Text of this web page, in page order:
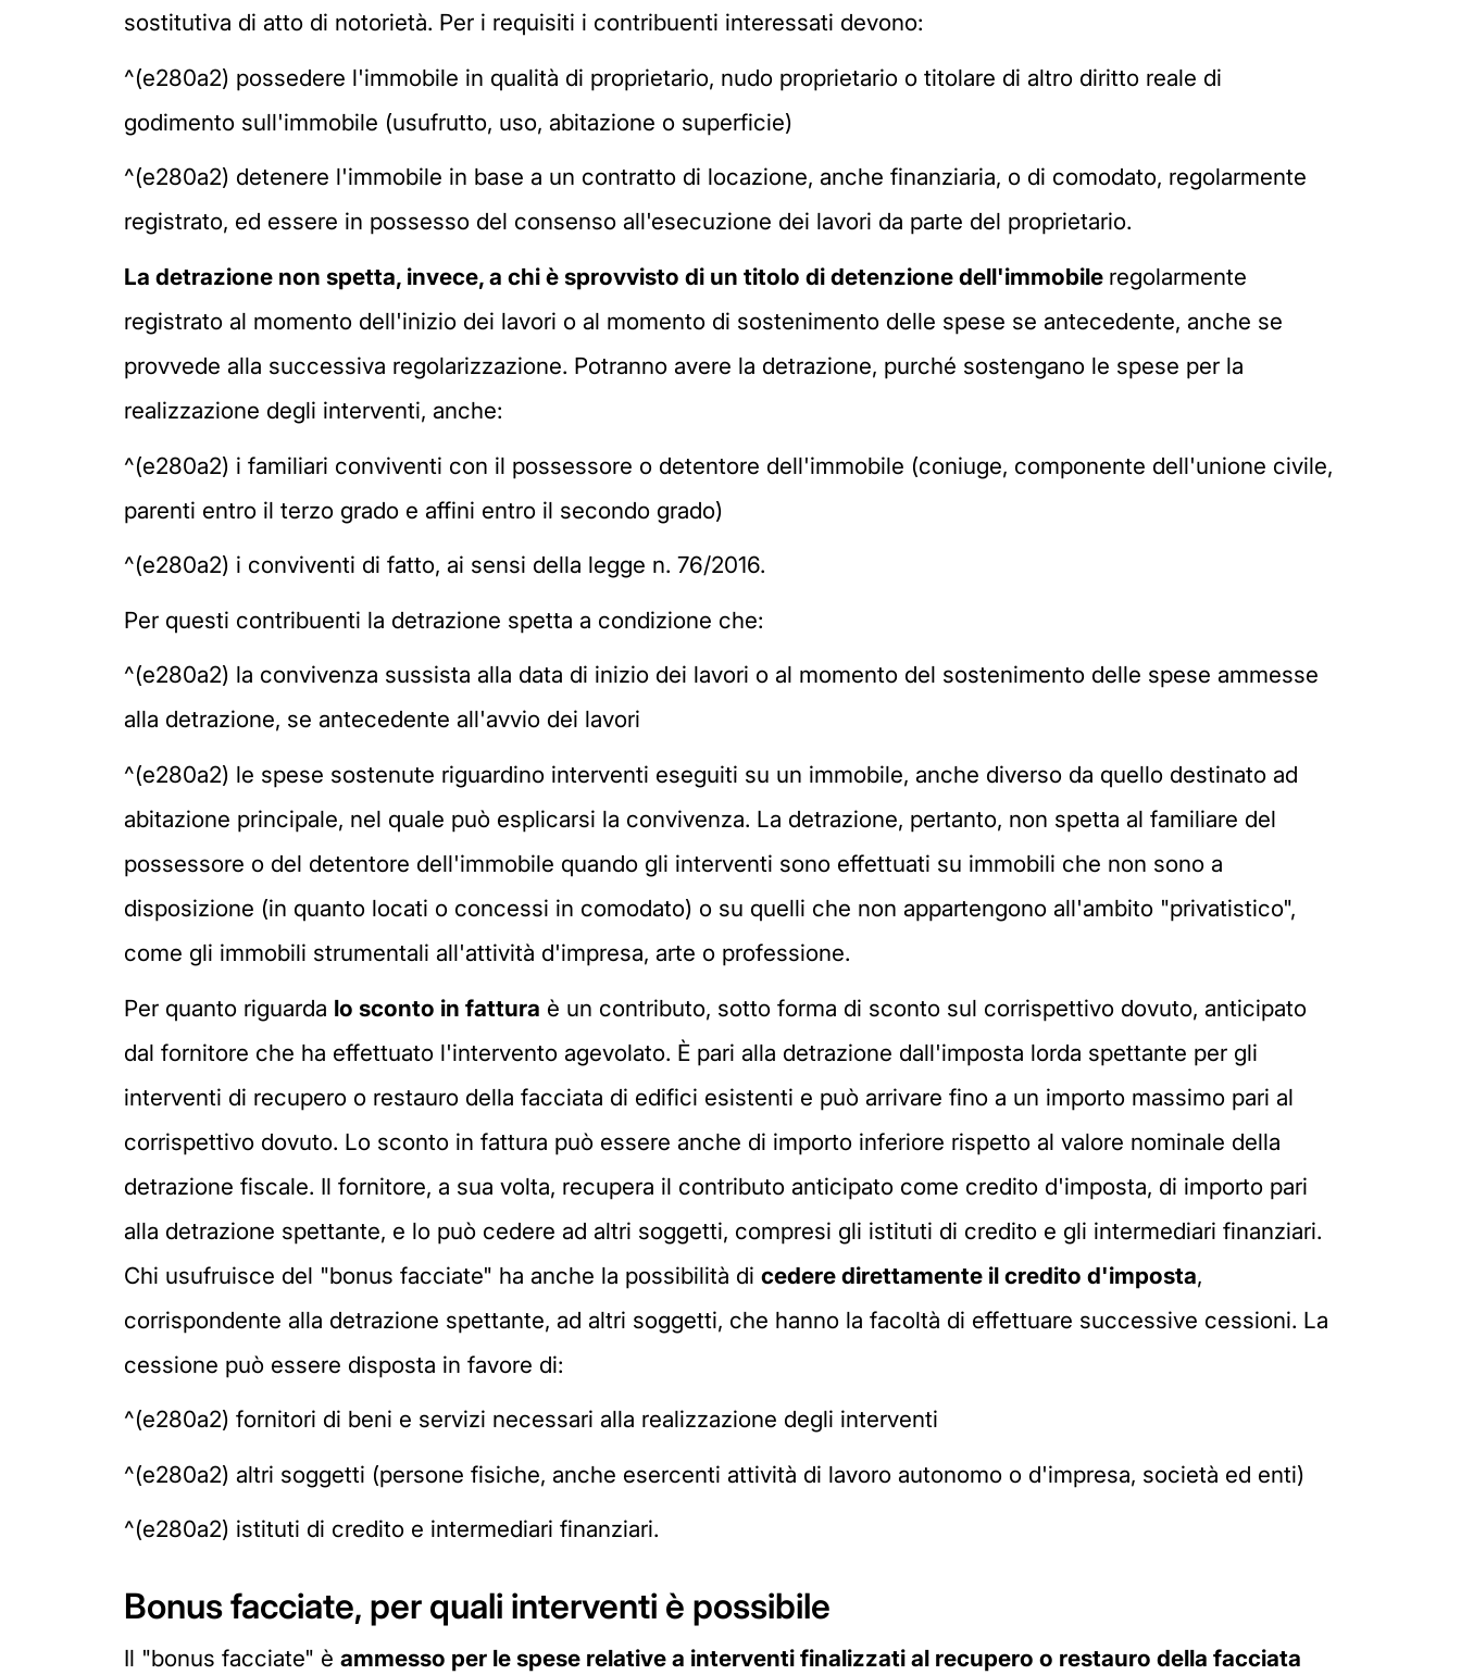
sostitutiva di atto di notorietà. Per i requisiti i contribuenti interessati devono:
^(e280a2) possedere l'immobile in qualità di proprietario, nudo proprietario o titolare di altro diritto reale di
godimento sull'immobile (usufrutto, uso, abitazione o superficie)
^(e280a2) detenere l'immobile in base a un contratto di locazione, anche finanziaria, o di comodato, regolarmente
registrato, ed essere in possesso del consenso all'esecuzione dei lavori da parte del proprietario.
La detrazione non spetta, invece, a chi è sprovvisto di un titolo di detenzione dell'immobile regolarmente
registrato al momento dell'inizio dei lavori o al momento di sostenimento delle spese se antecedente, anche se
provvede alla successiva regolarizzazione. Potranno avere la detrazione, purché sostengano le spese per la
realizzazione degli interventi, anche:
^(e280a2) i familiari conviventi con il possessore o detentore dell'immobile (coniuge, componente dell'unione civile,
parenti entro il terzo grado e affini entro il secondo grado)
^(e280a2) i conviventi di fatto, ai sensi della legge n. 76/2016.
Per questi contribuenti la detrazione spetta a condizione che:
^(e280a2) la convivenza sussista alla data di inizio dei lavori o al momento del sostenimento delle spese ammesse
alla detrazione, se antecedente all'avvio dei lavori
^(e280a2) le spese sostenute riguardino interventi eseguiti su un immobile, anche diverso da quello destinato ad
abitazione principale, nel quale può esplicarsi la convivenza. La detrazione, pertanto, non spetta al familiare del
possessore o del detentore dell'immobile quando gli interventi sono effettuati su immobili che non sono a
disposizione (in quanto locati o concessi in comodato) o su quelli che non appartengono all'ambito "privatistico",
come gli immobili strumentali all'attività d'impresa, arte o professione.
Per quanto riguarda lo sconto in fattura è un contributo, sotto forma di sconto sul corrispettivo dovuto, anticipato
dal fornitore che ha effettuato l'intervento agevolato. È pari alla detrazione dall'imposta lorda spettante per gli
interventi di recupero o restauro della facciata di edifici esistenti e può arrivare fino a un importo massimo pari al
corrispettivo dovuto. Lo sconto in fattura può essere anche di importo inferiore rispetto al valore nominale della
detrazione fiscale. Il fornitore, a sua volta, recupera il contributo anticipato come credito d'imposta, di importo pari
alla detrazione spettante, e lo può cedere ad altri soggetti, compresi gli istituti di credito e gli intermediari finanziari.
Chi usufruisce del "bonus facciate" ha anche la possibilità di cedere direttamente il credito d'imposta,
corrispondente alla detrazione spettante, ad altri soggetti, che hanno la facoltà di effettuare successive cessioni. La
cessione può essere disposta in favore di:
^(e280a2) fornitori di beni e servizi necessari alla realizzazione degli interventi
^(e280a2) altri soggetti (persone fisiche, anche esercenti attività di lavoro autonomo o d'impresa, società ed enti)
^(e280a2) istituti di credito e intermediari finanziari.
Bonus facciate, per quali interventi è possibile
Il "bonus facciate" è ammesso per le spese relative a interventi finalizzati al recupero o restauro della facciata